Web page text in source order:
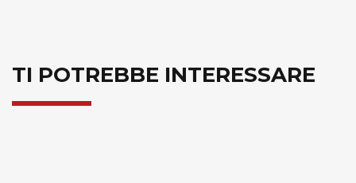
TI POTREBBE INTERESSARE